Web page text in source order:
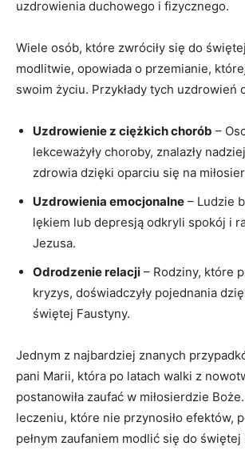
uzdrowienia duchowego i fizycznego.
Wiele‍ osób, które zwróciły się do
modlitwie,​ opowiada o przemianie,
swoim życiu.‍ Przykłady tych uzdrowień
Uzdrowienie z ⁤ciężkich chorób –⁤
lekceważyły ⁢choroby, znalazły⁣
zdrowia ⁣dzięki oparciu się na
Uzdrowienia emocjonalne – Ludzie
lękiem lub depresją odkryli spokój‍ i‌
Jezusa.
Odrodzenie relacji – Rodziny, które
kryzys, doświadczyły pojednania
świętej Faustyny.
Jednym z ⁣najbardziej znanych
pani‌ Marii, która po latach walki z
postanowiła zaufać w miłosierdzie
leczeniu, które nie przynosiło efektów,‌
⁣pełnym zaufaniem modlić⁤ się do świętej